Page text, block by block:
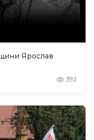
Ярослав
392